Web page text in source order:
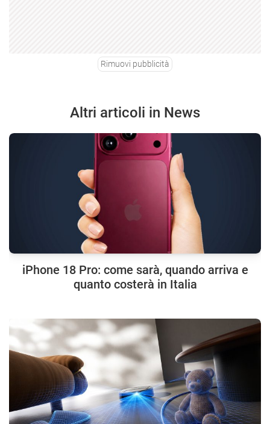
Rimuovi pubblicità
Altri articoli in News
iPhone 18 Pro: come sarà, quando arriva e
quanto costerà in Italia